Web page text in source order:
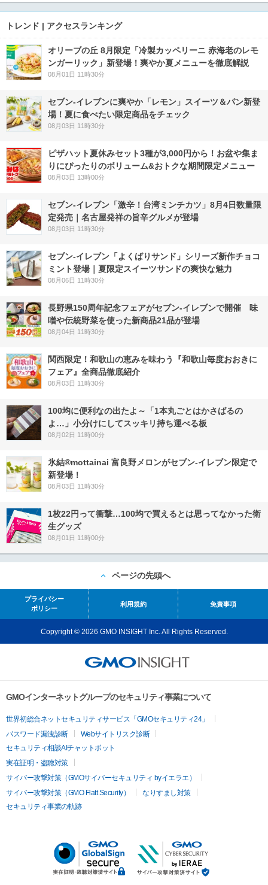
トレンド | アクセスランキング
オリーブの丘 8月限定「冷製カッペリーニ 赤海老のレモ
ンガーリック」新登場！爽やか夏メニューを徹底解説
08月01日 11時30分
セブン‐イレブンに爽やか「レモン」スイーツ＆パン新登
場！夏に食べたい限定商品をチェック
08月03日 11時30分
ピザハット夏休みセット3種が3,000円から！お盆や集ま
りにぴったりのボリューム&おトクな期間限定メニュー
08月03日 13時00分
セブン-イレブン「激辛！台湾ミンチカツ」8月4日数量限
定発売｜名古屋発祥の旨辛グルメが登場
08月03日 11時30分
セブン‐イレブン「よくばりサンド」シリーズ新作チョコ
ミント登場｜夏限定スイーツサンドの爽快な魅力
08月06日 11時30分
長野県150周年記念フェアがセブン-イレブンで開催 味
噌や伝統野菜を使った新商品21品が登場
08月04日 11時30分
関西限定！和歌山の恵みを味わう『和歌山毎度おおきに
フェア』全商品徹底紹介
08月03日 11時30分
100均に便利なの出たよ～「1本丸ごとはかさばるの
よ…」小分けにしてスッキリ持ち運べる板
08月02日 11時00分
氷結®mottainai 富良野メロンがセブン‐イレブン限定で
新登場！
08月03日 11時30分
1枚22円って衝撃…100均で買えるとは思ってなかった衛
生グッズ
08月01日 11時00分
ページの先頭へ
プライバシー
ポリシー
利用規約 免責事項
Copyright © 2026 GMO INSIGHT Inc. All Rights Reserved.
GMOインターネットグループのセキュリティ事業について
世界初総合ネットセキュリティサービス「GMOセキュリティ24」
パスワード漏洩診断
Webサイトリスク診断
セキュリティ相談AIチャットボット
実在証明・盗聴対策
サイバー攻撃対策（GMOサイバーセキュリティ byイエラエ）
サイバー攻撃対策（GMO Flatt Security）
なりすまし対策
セキュリティ事業の軌跡